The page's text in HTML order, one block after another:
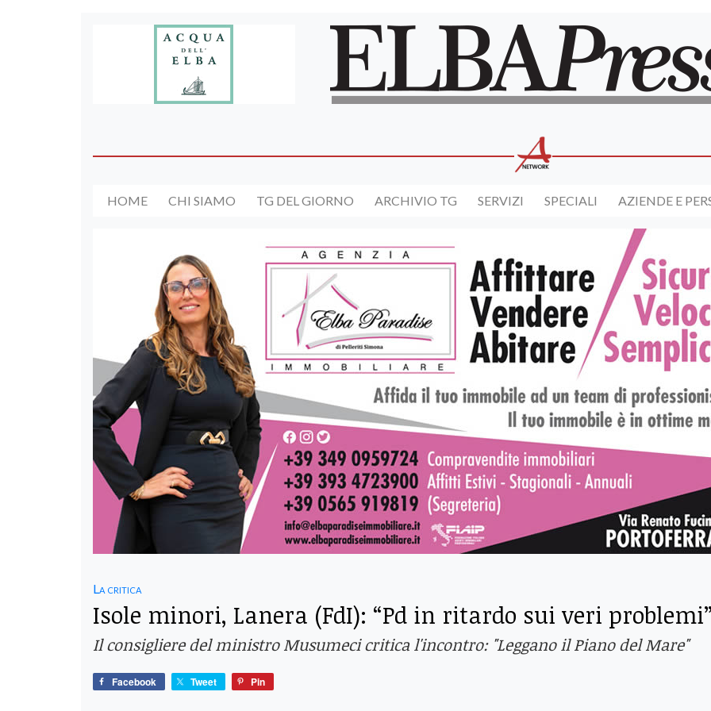
HOME CHI SIAMO TG DEL GIORNO ARCHIVIO TG SERVIZI SPECIALI AZIENDE E
La critica
Isole minori, Lanera (FdI): “Pd in ritardo sui veri
Il consigliere del ministro Musumeci critica l'incontro: "Leggano il Piano del Mare"
Facebook Tweet Pin